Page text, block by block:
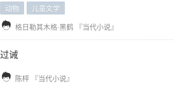
动物 儿童文学
 格日勒其木格·黑鹤 『当代小说』
过诫
 陈枰 『当代小说』